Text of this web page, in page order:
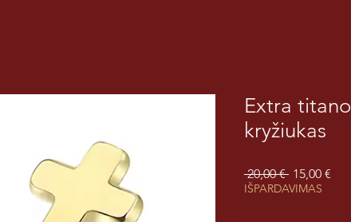
Extra
kryžiukas
20,00 € Įprastinė
kaina
15,00 €
IŠPARDAVIMAS